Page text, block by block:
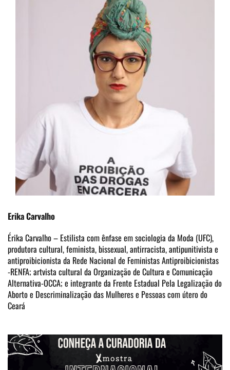
Erika Carvalho
Érika Carvalho – Estilista com ênfase em sociologia da Moda (UFC),
produtora cultural, feminista, bissexual, antirracista, antipunitivista e
antiproibicionista da Rede Nacional de Feministas Antiproibicionistas
-RENFA; artvista cultural da Organização de Cultura e Comunicação
Alternativa-OCCA; e integrante da Frente Estadual Pela Legalização do
Aborto e Descriminalização das Mulheres e Pessoas com útero do
Ceará